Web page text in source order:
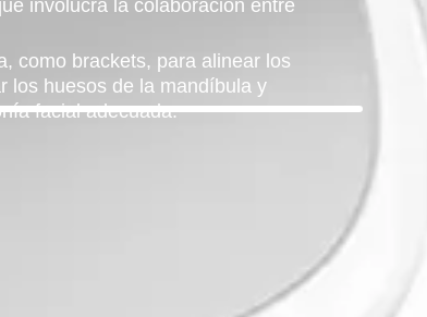
involucra la colaboración entre
como brackets, para alinear los
los huesos de la mandíbula y
facial adecuada.